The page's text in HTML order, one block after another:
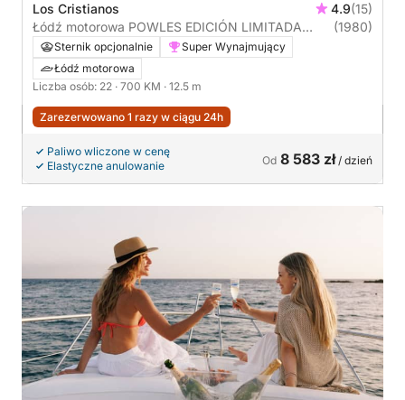
Los Cristianos 4.9(15)
Łódź motorowa POWLES EDICIÓN LIMITADA
700KM
(1980)
Sternik opcjonalnie
Super Wynajmujący
Łódź motorowa
Liczba osób: 22 · 700 KM · 12.5 m
Zarezerwowano 1 razy w ciągu 24h
Paliwo wliczone w cenę
Elastyczne anulowanie
Od 8 583 zł/ dzień